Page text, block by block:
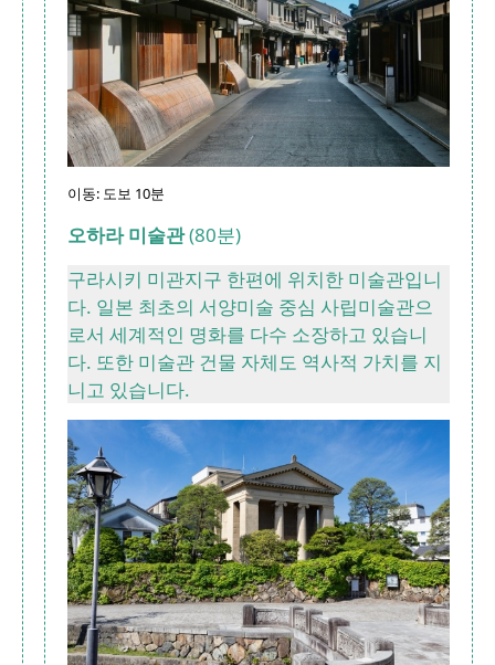
이동: 도보 10분
오하라 미술관(80분)
구라시키 미관지구 한편에 위치한 미술관입니
다. 일본 최초의 서양미술 중심 사립미술관으
로서 세계적인 명화를 다수 소장하고 있습니
다. 또한 미술관 건물 자체도 역사적 가치를 지
니고 있습니다.